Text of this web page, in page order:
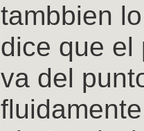
tambbien
dice que el
va del